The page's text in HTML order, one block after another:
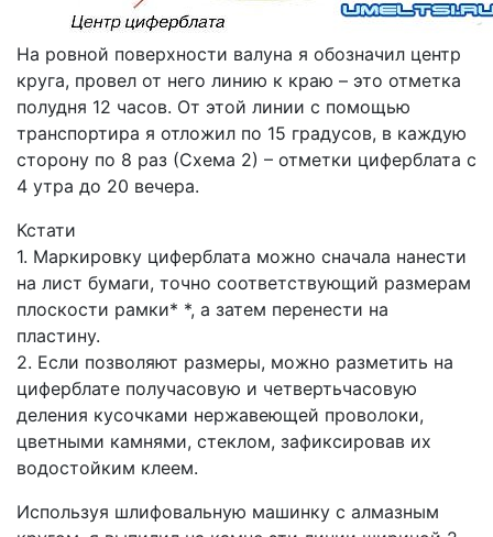
На ровной поверхности валуна я обозначил центр
круга, провел от него линию к краю – это отметка
полудня 12 часов. От этой линии с помощью
транспортира я отложил по 15 градусов, в каждую
сторону по 8 раз (Схема 2) – отметки циферблата с
4 утра до 20 вечера.
Кстати
1. Маркировку циферблата можно сначала нанести
на лист бумаги, точно соответствующий размерам
плоскости рамки* *, а затем перенести на
пластину.
2. Если позволяют размеры, можно разметить на
циферблате получасовую и четвертьчасовую
деления кусочками нержавеющей проволоки,
цветными камнями, стеклом, зафиксировав их
водостойким клеем.
Используя шлифовальную машинку с алмазным